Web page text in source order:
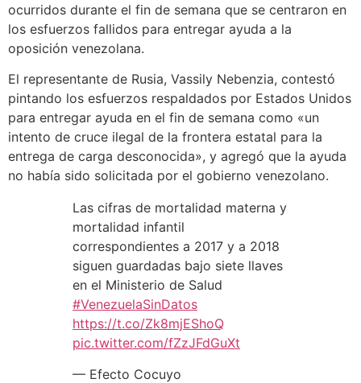
ocurridos durante el fin de semana que se centraron en
los esfuerzos fallidos para entregar ayuda a la
oposición venezolana.
El representante de Rusia, Vassily Nebenzia, contestó
pintando los esfuerzos respaldados por Estados Unidos
para entregar ayuda en el fin de semana como «un
intento de cruce ilegal de la frontera estatal para la
entrega de carga desconocida», y agregó que la ayuda
no había sido solicitada por el gobierno venezolano.
Las cifras de mortalidad materna y
mortalidad infantil
correspondientes a 2017 y a 2018
siguen guardadas bajo siete llaves
en el Ministerio de Salud
#VenezuelaSinDatos
https://t.co/Zk8mjEShoQ
pic.twitter.com/fZzJFdGuXt
— Efecto Cocuyo